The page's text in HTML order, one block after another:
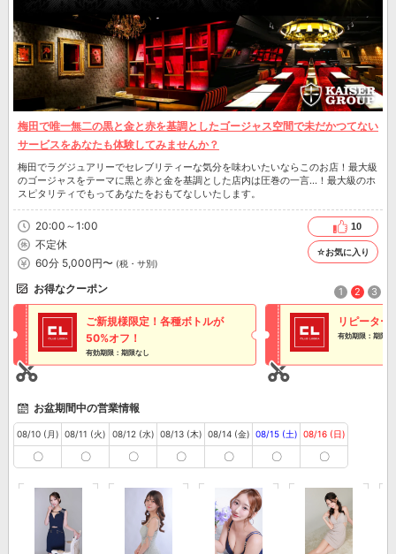
梅田で唯一無二の黒と金と赤を基調としたゴージャス空間で未だかつてない
サービスをあなたも体験してみませんか？
梅田でラグジュアリーでセレブリティーな気分を味わいたいならこのお店！最大級
のゴージャスをテーマに黒と赤と金を基調とした店内は圧巻の一言…！最大級のホ
スピタリティでもってあなたをおもてなしいたします。
20:00～1:00
不定休
60分 5,000円〜 (税・サ別)
10
☆お気に入り
お得なクーポン
ご新規様限定！各種ボトルが
50%オフ！
有効期限：期限なし
リピーター
有効期限：期限な
1 2 3
お盆期間中の営業情報
08/10 (月)
〇
08/11 (火)
〇
08/12 (水)
〇
08/13 (木)
〇
08/14 (金)
〇
08/15 (土)
〇
08/16 (日)
〇